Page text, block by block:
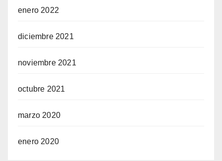
enero 2022
diciembre 2021
noviembre 2021
octubre 2021
marzo 2020
enero 2020